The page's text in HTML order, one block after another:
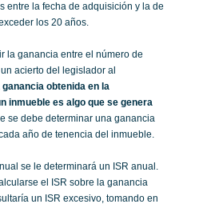
entre la fecha de adquisición y la de
los 20 años.
la ganancia entre el número de
acierto del legislador al
ganancia obtenida en la
inmueble es algo que se genera
se debe determinar una ganancia
año de tenencia del inmueble.
se le determinará un ISR anual.
el ISR sobre la ganancia
un ISR excesivo, tomando en